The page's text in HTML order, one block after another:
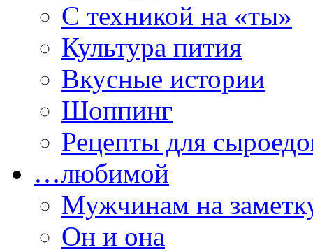
С техникой на «ты»
Культура пития
Вкусные истории
Шоппинг
Рецепты для
…любимой
Мужчинам на
Он и она